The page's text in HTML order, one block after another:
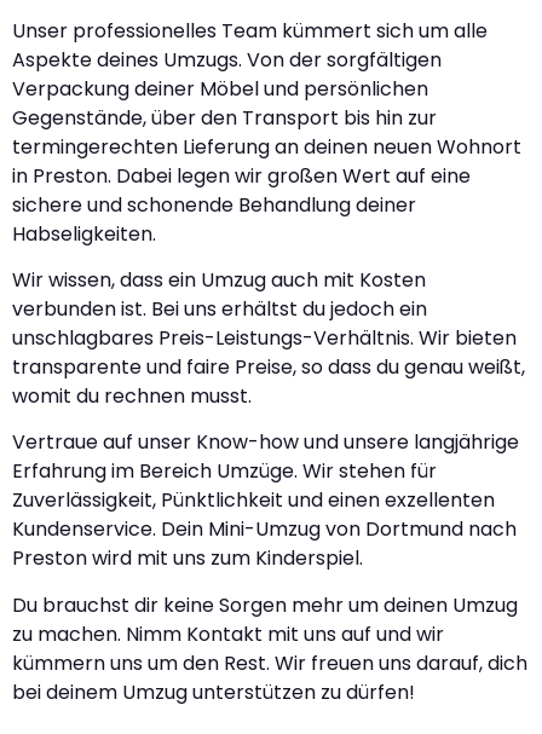
Unser professionelles Team kümmert sich um alle
Aspekte deines Umzugs. Von der sorgfältigen
Verpackung deiner Möbel und persönlichen
Gegenstände, über den Transport bis hin zur
termingerechten Lieferung an deinen neuen Wohnort
in Preston. Dabei legen wir großen Wert auf eine
sichere und schonende Behandlung deiner
Habseligkeiten.
Wir wissen, dass ein Umzug auch mit Kosten
verbunden ist. Bei uns erhältst du jedoch ein
unschlagbares Preis-Leistungs-Verhältnis. Wir bieten
transparente und faire Preise, so dass du genau weißt,
womit du rechnen musst.
Vertraue auf unser Know-how und unsere langjährige
Erfahrung im Bereich Umzüge. Wir stehen für
Zuverlässigkeit, Pünktlichkeit und einen exzellenten
Kundenservice. Dein Mini-Umzug von Dortmund nach
Preston wird mit uns zum Kinderspiel.
Du brauchst dir keine Sorgen mehr um deinen Umzug
zu machen. Nimm Kontakt mit uns auf und wir
kümmern uns um den Rest. Wir freuen uns darauf, dich
bei deinem Umzug unterstützen zu dürfen!